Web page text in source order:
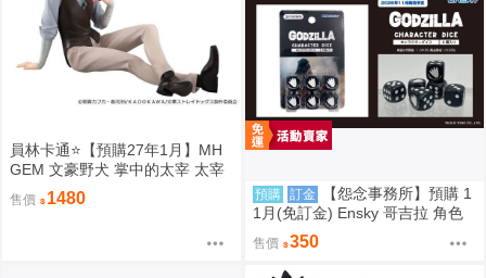
員林卡通⭐️【預購27年1月】MH
GEM 文豪野犬 掌中的太宰 太宰
治 0813
售價 1480 預購 訂金
【怨念事務所】預購 1
1月(免訂金) Ensky 哥吉拉 角色
骰子6入組 EN-D01 哥吉拉(1995)
0816
售價 350